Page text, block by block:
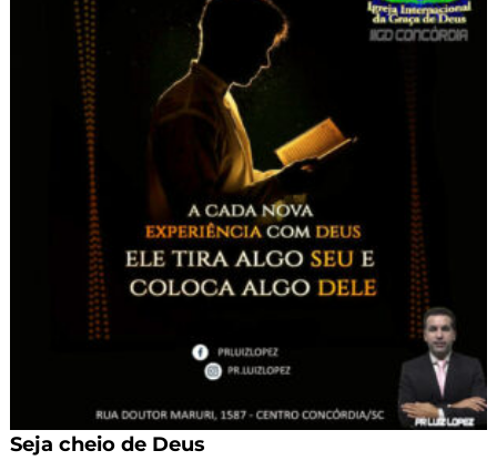
Seja cheio de Deus